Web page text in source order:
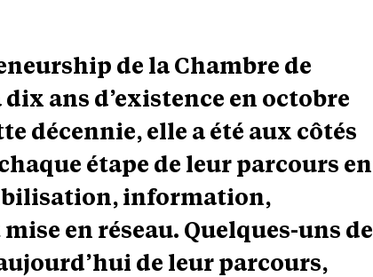
de la Chambre de
ans d’existence en octobre
décennie, elle a été aux côtés
étape de leur parcours en
information,
en réseau. Quelques-uns de
de leur parcours,